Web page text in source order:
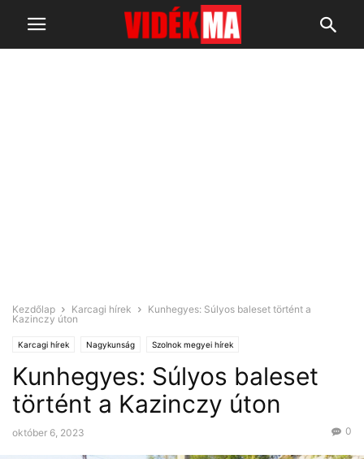
Kezdőlap Karcagi hírek
Kunhegyes: Súlyos baleset történt a
Kazinczy úton
Karcagi hírek Nagykunság Szolnok megyei hírek
Kunhegyes: Súlyos baleset
történt a Kazinczy úton
október 6, 2023 0